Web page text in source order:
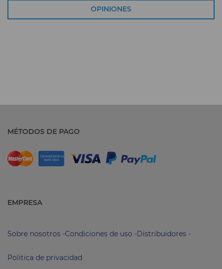
OPINIONES
MÉTODOS DE PAGO
EMPRESA
Sobre nosotros -Condiciones de uso -Distribuidores -
Politica de privacidad